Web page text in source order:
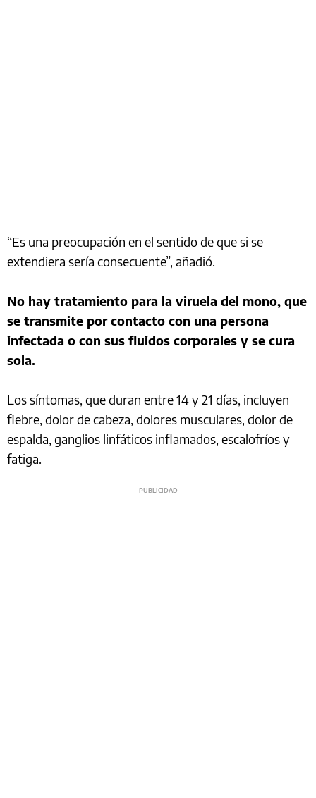
“Es una preocupación en el sentido de que si se
extendiera sería consecuente”, añadió.
No hay tratamiento para la viruela del mono, que
se transmite por contacto con una persona
infectada o con sus fluidos corporales y se cura
sola.
Los síntomas, que duran entre 14 y 21 días, incluyen
fiebre, dolor de cabeza, dolores musculares, dolor de
espalda, ganglios linfáticos inflamados, escalofríos y
fatiga.